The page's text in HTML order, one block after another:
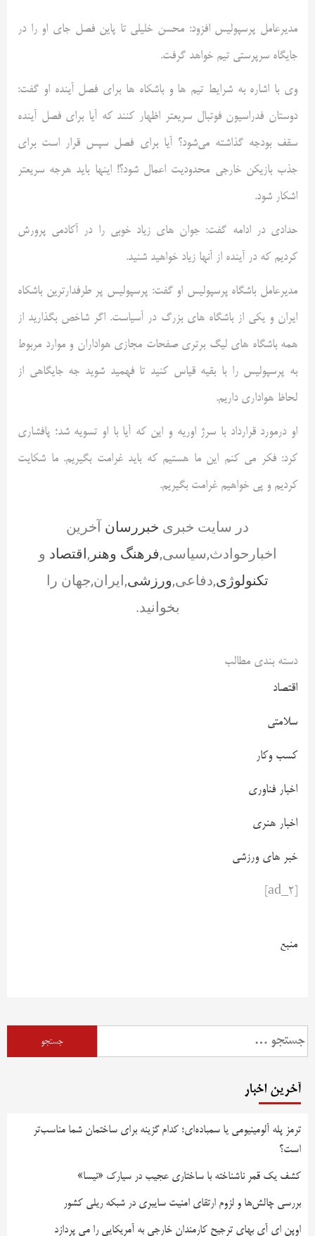
مدیرعامل پرسپولیس افزود: محسن خلیلی تا پاین فصل جای او را در
جایگاه سرپرستی تیم خواهد گرفت.
وی با اشاره به شرایط تیم ها و باشکاه ها برای فصل آینده او گفت:
دوستان فدراسیون فوتبال سریعتر اظهار کنند که آیا برای فصل آینده
سقف بودجه گذاشته می‌شود؟ آیا برای فصل سپس قرار است برای
جذب بازیکن خارجی محدودیت اعمال شود؟! اینها باید هرجه سریعتر
اشکار شود.
حدادی در ادامه گفت: جوان های زیاد خوبی را در آکادمی پرورش
کردیم که در آینده از آنها زیاد خواهید شنید.
مدیرعامل باشگاه پرسپولیس او گفت: پرسپولیس پر طرفدارترین باشکاه
ایران و یکی از باشگاه های بزرگ در آسیاست. اگر شاخص بگذارید از
همه باشگاه های لیگ برتری صفحات مجازی هواداران و موارد مربوط
به پرسپولیس را با بقیه قیاس کنید تا فهمید شوید جه جایگاهی از
لحاظ هواداری داریم.
او درمورد قرارداد با سرژ اوریه و این که آیا با او تسویه شد؛ پافشاری
کرد: فکر می کنم این ما هستیم که باید غرامت بگیریم. ما شکایت
کردیم و پی خواهیم غرامت بگیریم.
در سایت خبری خبررسان آخرین
اخبارحوادث,سیاسی,فرهنگ وهنر ,اقتصاد و
تکنولوژی,دفاعی,ورزشی,ایران,جهان را
بخوانید.
دسته بندی مطالب
اقتصاد
سلامتی
کسب وکار
اخبار فناوری
اخبار هنری
خبر های ورزشی
منبع
آخرین اخبار
ترمز پله آلومینیومی یا سمباده‌ای؛ کدام گزینه برای ساختمان شما مناسب‌تر
است؟
کشف یک قمر ناشناخته با ساختاری عجیب در سیارک «نیسا»
بررسی چالش‌ها و لزوم ارتقای امنیت سایبری در شبکه ریلی کشور
اوپن ای آی بهای ترجیح کارمندان خارجی به آمریکایی را می پردازد